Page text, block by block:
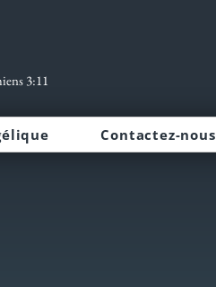
3:11
Contactez-nous